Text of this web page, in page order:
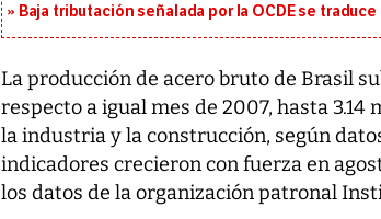
Baja tributación señalada por la OCDE se
La producción de acero bruto de Brasil
respecto a igual mes de 2007, hasta
la industria y la construcción, según
indicadores crecieron con fuerza en
los datos de la organización patronal